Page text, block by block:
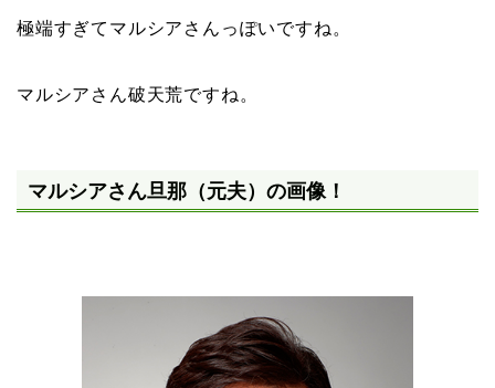
極端すぎてマルシアさんっぽいですね。
マルシアさん破天荒ですね。
マルシアさん旦那（元夫）の画像！